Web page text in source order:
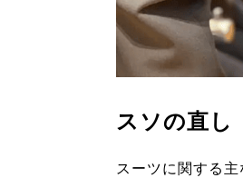
スソの直し
スーツに関する